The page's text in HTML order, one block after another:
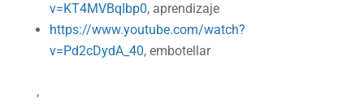
v=KT4MVBqIbp0, aprendizaje
https://www.youtube.com/watch?
v=Pd2cDydA_40, embotellar
,